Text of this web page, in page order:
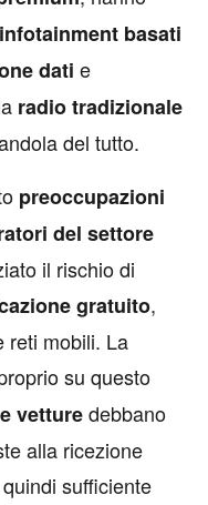
basati
dati e
radio tradizionale
del tutto.
preoccupazioni
del settore
il rischio di
gratuito,
reti mobili. La
su questo
vetturedebbano
alla ricezione
sufficiente